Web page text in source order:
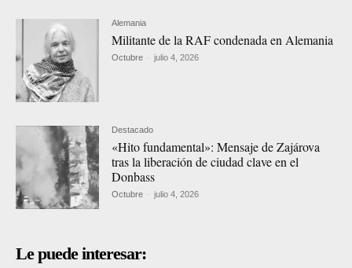
Alemania
Militante de la RAF condenada en Alemania
Octubre - julio 4, 2026
Destacado
«Hito fundamental»: Mensaje de Zajárova
tras la liberación de ciudad clave en el
Donbass
Octubre - julio 4, 2026
Le puede interesar: